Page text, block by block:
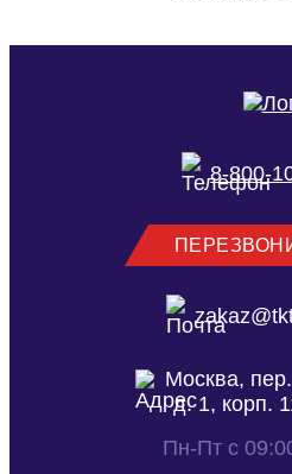
8-800-
Москва,
д. 1, корп.
Пн-Пт с